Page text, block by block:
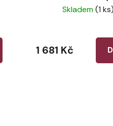
Skladem(1 ks)
1 681 Kč